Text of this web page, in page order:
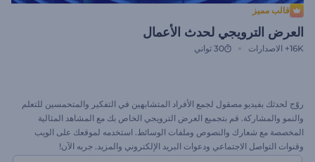
قالب مميز
العرض الترويجي لحدث الأعمال
16K+ الاصدارات 30 ثواني
روّج لحدثك بفيديو مصقول لجمع الأفراد المتشابهين في التفكير والمتحمسين للتعلم
والنمو والمشاركة. قم بتجميع العرض الترويجي الخاص بك مع المشاهد المثالية
المخصصة مع شعارك والنصوص وملفات الوسائط. استخدمه لموقعك على الويب
وقنوات التواصل الاجتماعي ودعوات البريد الإلكتروني والمزيد. جربه الآن!